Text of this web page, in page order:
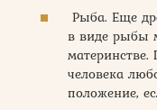
Рыба. Еще
в виде рыбы
человека
положение,